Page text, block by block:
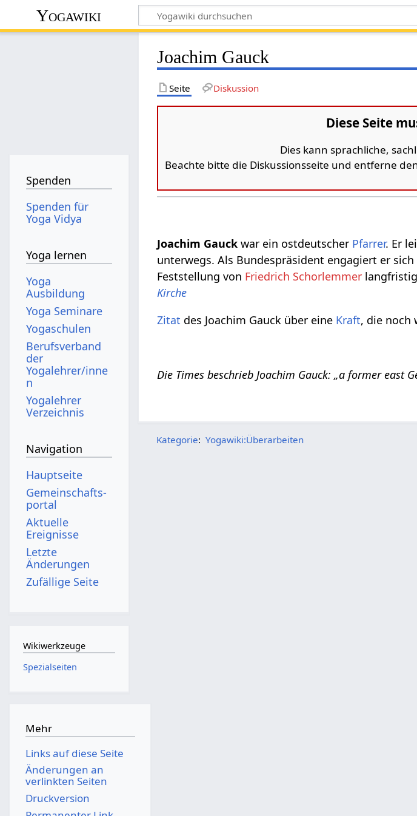
Yogawiki
Joachim Gauck
Seite Diskussion
Diese Seite
Dies kann sprachliche,
Beachte bitte die Diskussionsseite und entferne
Joachim Gauck war ein ostdeutscher Pfarrer. Er
unterwegs. Als Bundespräsident engagiert er
Feststellung von Friedrich Schorlemmer
Kirche
Zitat des Joachim Gauck über eine Kraft, die noch
Die Times beschrieb Joachim Gauck: „a former east
Kategorie: Yogawiki:Überarbeiten
Spenden
Spenden für
Yoga Vidya
Yoga lernen
Yoga
Ausbildung
Yoga Seminare
Yogaschulen
Berufsverband
der
Yogalehrer/inne
n
Yogalehrer
Verzeichnis
Navigation
Hauptseite
Gemeinschafts­
portal
Aktuelle
Ereignisse
Letzte
Änderungen
Zufällige Seite
Wikiwerkzeuge
Spezialseiten
Mehr
Links auf diese Seite
Änderungen an
verlinkten Seiten
Druckversion